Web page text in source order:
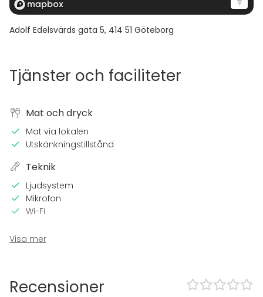
Adolf Edelsvärds gata 5, 414 51 Göteborg
Tjänster och faciliteter
Mat och dryck
Mat via lokalen
Utskänkningstillstånd
Teknik
Ljudsystem
Mikrofon
Wi-Fi
I lokalen
Möjlighet att spela egen musik
Utomhusområde
Visa mer
Recensioner